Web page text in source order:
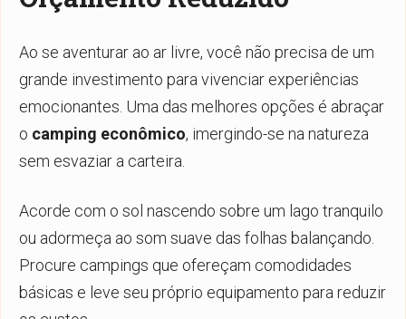
Ao se aventurar ao ar livre, você não precisa de um
grande investimento para vivenciar experiências
emocionantes. Uma das melhores opções é abraçar
o camping econômico, imergindo-se na natureza
sem esvaziar a carteira.
Acorde com o sol nascendo sobre um lago tranquilo
ou adormeça ao som suave das folhas balançando.
Procure campings que ofereçam comodidades
básicas e leve seu próprio equipamento para reduzir